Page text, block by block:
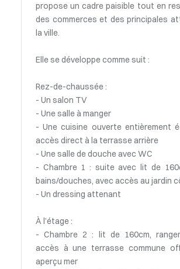
propose un cadre paisible tout en
des commerces et des principales
la ville.
Elle se développe comme suit :
Rez-de-chaussée :
- Un salon TV
- Une salle à manger
- Une cuisine ouverte entièrement
accès direct à la terrasse arrière
- Une salle de douche avec WC
- Chambre 1 : suite avec lit de
bains/douches, avec accès au jardin
- Un dressing attenant
À l’étage :
- Chambre 2 : lit de 160cm,
accès à une terrasse commune
aperçu mer